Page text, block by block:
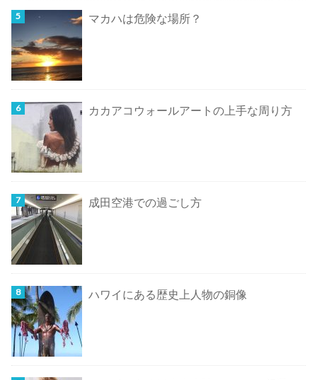
マカハは危険な場所？
カカアコウォールアートの上手な周り方
成田空港での過ごし方
ハワイにある歴史上人物の銅像